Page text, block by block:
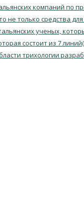
компаний по
не только средства
ученых,
состоит из 7
трихологии